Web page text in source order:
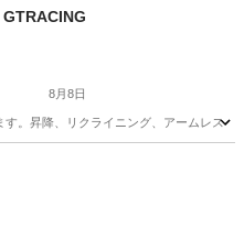
8月8日
。昇降、リクライニング、アームレス